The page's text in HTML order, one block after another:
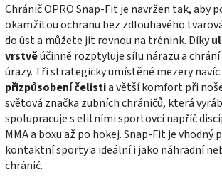
Chránič OPRO Snap-Fit je navržen tak, aby
okamžitou ochranu bez zdlouhavého
do úst a můžete jít rovnou na trénink. Díky
vrstvěúčinně rozptyluje sílu nárazu a chrání
úrazy. Tři strategicky umístěné mezery
přizpůsobení čelistia větší komfort při
světová značka zubních chráničů, která
spolupracuje s elitními sportovci napříč
MMA a boxu až po hokej. Snap-Fit je vhodný
kontaktní sporty a ideální i jako náhradní
chránič.